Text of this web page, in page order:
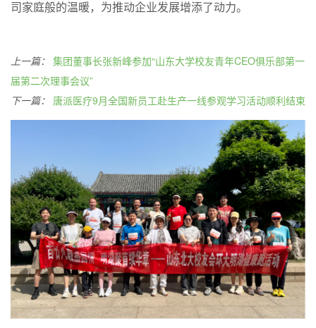
司家庭般的温暖，为推动企业发展增添了动力。
上一篇： 集团董事长张新峰参加“山东大学校友青年CEO俱乐部第一
届第二次理事会议”
下一篇： 唐派医疗9月全国新员工赴生产一线参观学习活动顺利结束